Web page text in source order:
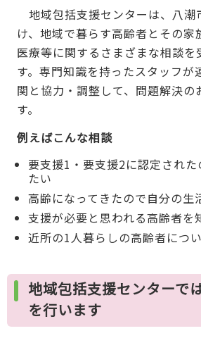
地域包括支援センターは、八潮
け、地域で暮らす高齢者とその家
医療等に関するさまざまな相談を
す。専門知識を持ったスタッフが
関と協力・調整して、問題解決の
す。
例えばこんな相談
要支援1・要支援2に認定され
たい
高齢になってきたので自分の生
支援が必要と思われる高齢者を
近所の1人暮らしの高齢者につ
地域包括支援センターで
を行います